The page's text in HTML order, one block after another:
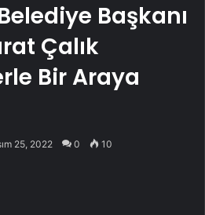
Başkanı
Çalık
Bir Araya
25, 2022 0 10